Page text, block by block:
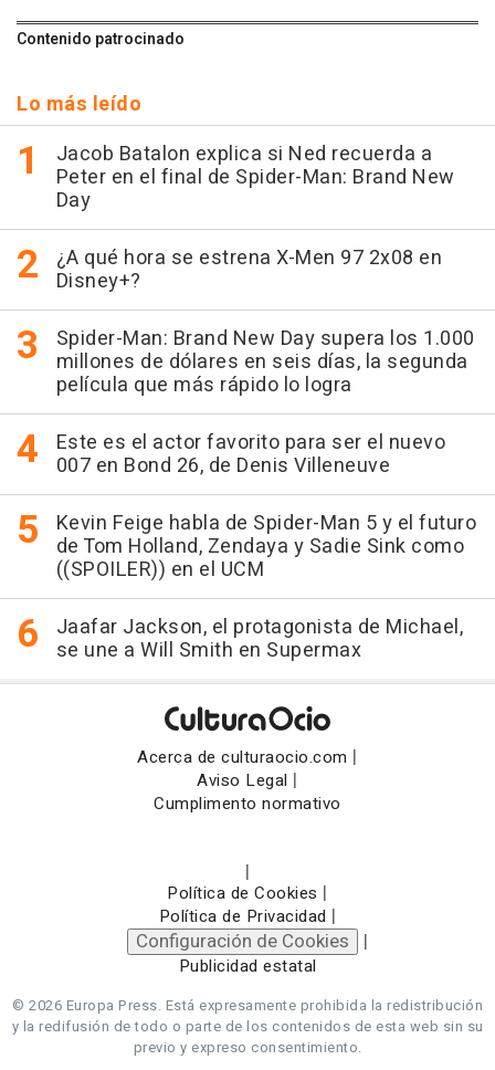
Contenido patrocinado
Lo más leído
Jacob Batalon explica si Ned recuerda a
Peter en el final de Spider-Man: Brand New
Day
¿A qué hora se estrena X-Men 97 2x08 en
Disney+?
Spider-Man: Brand New Day supera los 1.000
millones de dólares en seis días, la segunda
película que más rápido lo logra
Este es el actor favorito para ser el nuevo
007 en Bond 26, de Denis Villeneuve
Kevin Feige habla de Spider-Man 5 y el futuro
de Tom Holland, Zendaya y Sadie Sink como
((SPOILER)) en el UCM
Jaafar Jackson, el protagonista de Michael,
se une a Will Smith en Supermax
Acerca de culturaocio.com |
Aviso Legal |
Cumplimento normativo
|
Política de Cookies |
Política de Privacidad |
Configuración de Cookies |
Publicidad estatal
© 2026 Europa Press. Está expresamente prohibida la redistribución
y la redifusión de todo o parte de los contenidos de esta web sin su
previo y expreso consentimiento.